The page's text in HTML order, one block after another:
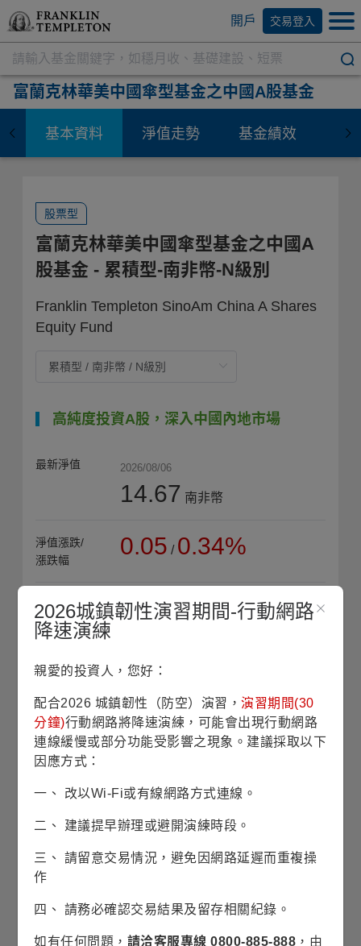
開戶 交易登入
富蘭克林華美中國傘型基金之中國A股基金
基本資料 淨值走勢 基金績效 資
股票型
富蘭克林華美中國傘型基金之中國A
股基金 - 累積型-南非幣-N級別
Franklin Templeton SinoAm China A Shares
Equity Fund
高純度投資A股，深入中國內地市場
最新淨值 2026/08/06
14.67 南非幣
淨值漲跌/
漲跌幅
0.05 / 0.34%
近1年
最高淨值
16.78
平均淨值
13.74
收藏
申購請洽銷售機構 銷售機構查詢
基本資料
基金成立日
2026城鎮韌性演習期間-行動網路
降速演練
親愛的投資人，您好：
配合2026 城鎮韌性（防空）演習，演習期間(30
分鐘)行動網路將降速演練，可能會出現行動網路
連線緩慢或部分功能受影響之現象。建議採取以下
因應方式：
一、 改以Wi-Fi或有線網路方式連線。
二、 建議提早辦理或避開演練時段。
三、 請留意交易情況，避免因網路延遲而重複操
作
四、 請務必確認交易結果及留存相關紀錄。
如有任何問題， 請洽客服專線 0800-885-888 ，由